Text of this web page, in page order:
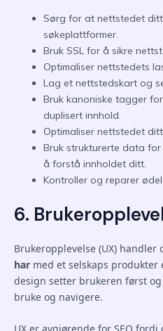
Sørg for at nettstedet
søkeplattformer.
Bruk SSL for å sikre
Optimaliser nettstedets
Lag et nettstedskart og
Bruk kanoniske tagger
duplisert innhold.
Optimaliser nettstedet
Bruk strukturerte data
å forstå innholdet ditt.
Kontroller og reparer
6.
Brukeropplevelse (UX) handler
har med et selskaps produkter
design setter brukeren først
bruke og navigere.